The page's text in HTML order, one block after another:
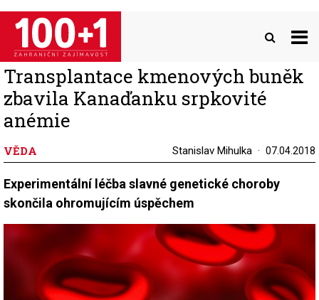
Přejít
hlavnímu
obsahu
Transplantace kmenových buněk
zbavila Kanaďanku srpkovité
anémie
VĚDA Stanislav Mihulka 07.04.2018
Experimentální léčba slavné genetické choroby
skončila ohromujícím úspěchem